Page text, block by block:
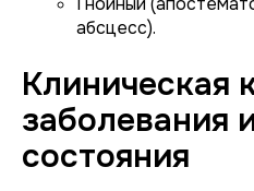
абсцесс).
Клиническая
заболевания
состояния